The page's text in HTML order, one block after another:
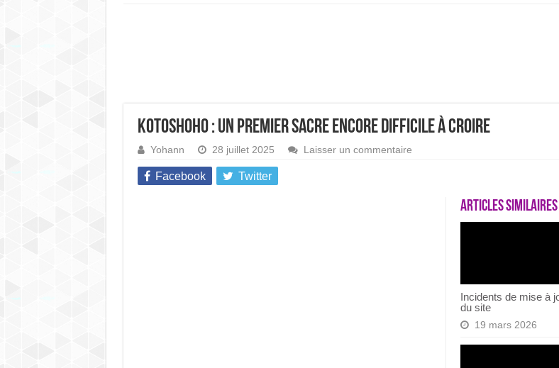
J13 – Aonishiki conserve la tête du classement et poursuit sa série de victoires face
Kotoshoho : un premier sacre encore difficile à croire
Yohann 28 juillet 2025 Laisser un commentaire
Facebook Twitter
Articles similaires
Incidents de mise à
du site
19 mars 2026